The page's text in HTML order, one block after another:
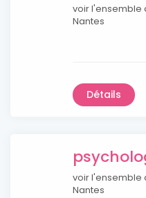
voir l'ensemble
Nantes
Détails
voir l'ensemble
Nantes